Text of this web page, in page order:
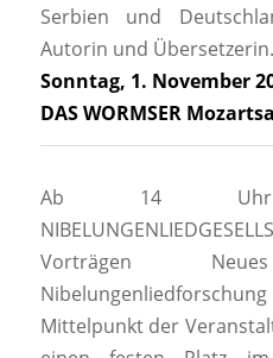
Serbien und
Autorin und Übersetzerin.
Sonntag, 1. November
DAS WORMSER
Ab 14
Vorträgen
Mittelpunkt der